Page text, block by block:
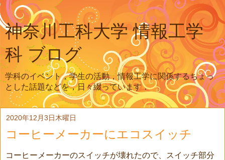
神奈川工科大学 情報工学
科 ブログ
学科のイベント，学生の活動，情報工学に関係するちょっ
とした話題などを，日々綴っています．
2020年12月3日木曜日
コーヒーメーカーにエコスイッチ
コーヒーメーカーのスイッチが壊れたので、スイッチ部分